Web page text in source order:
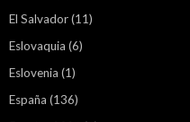
El Salvador(11)
Eslovaquia (6)
Eslovenia (1)
España (136)